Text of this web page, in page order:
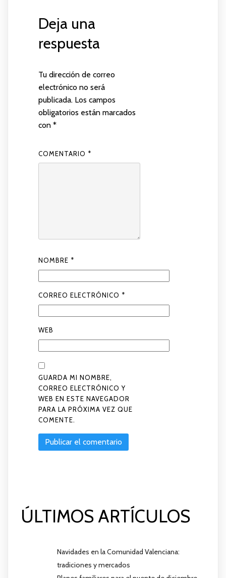
Deja una
respuesta
Tu dirección de correo
electrónico no será
publicada. Los campos
obligatorios están marcados
con *
COMENTARIO *
NOMBRE *
CORREO ELECTRÓNICO *
WEB
GUARDA MI NOMBRE,
CORREO ELECTRÓNICO Y
WEB EN ESTE NAVEGADOR
PARA LA PRÓXIMA VEZ QUE
COMENTE.
ÚLTIMOS ARTÍCULOS
Navidades en la Comunidad Valenciana:
tradiciones y mercados